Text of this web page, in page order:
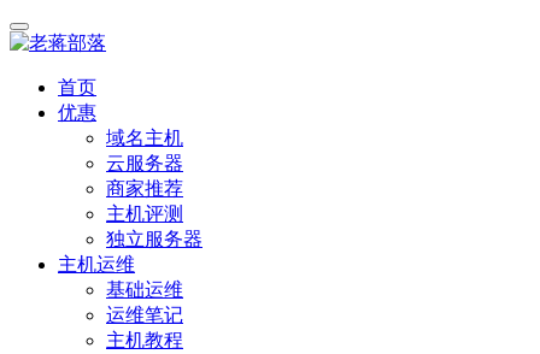
首页
优惠
域名主机
云服务器
商家推荐
主机评测
独立服务器
主机运维
基础运维
运维笔记
主机教程